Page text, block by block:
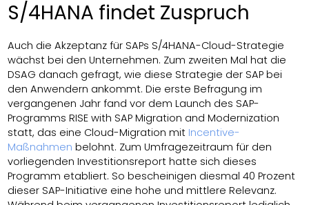
S/4HANA findet Zuspruch
Auch die Akzeptanz für SAPs S/4HANA-Cloud-Strategie
wächst bei den Unternehmen. Zum zweiten Mal hat die
DSAG danach gefragt, wie diese Strategie der SAP bei
den Anwendern ankommt. Die erste Befragung im
vergangenen Jahr fand vor dem Launch des SAP-
Programms RISE with SAP Migration and Modernization
statt, das eine Cloud-Migration mit Incentive-
Maßnahmen belohnt. Zum Umfragezeitraum für den
vorliegenden Investitionsreport hatte sich dieses
Programm etabliert. So bescheinigen diesmal 40 Prozent
dieser SAP-Initiative eine hohe und mittlere Relevanz.